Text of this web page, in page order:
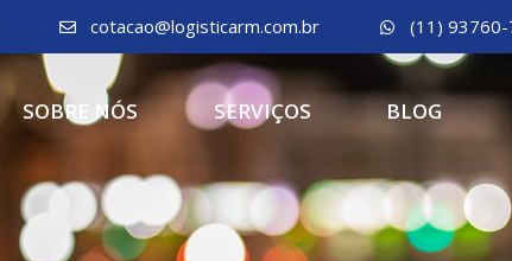
cotacao@logisticarm.com.br (11)
SOBRE NÓS SERVIÇOS BLOG